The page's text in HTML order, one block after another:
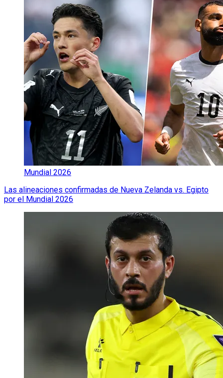
Mundial 2026
Las alineaciones confirmadas de Nueva Zelanda vs. Egipto
por el Mundial 2026